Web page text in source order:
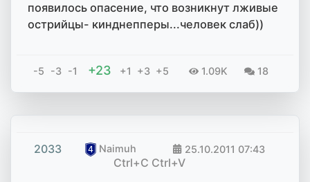
появилось опасение, что возникнут лживые
острийцы- кинднепперы...человек слаб))
-5 -3 -1 +23 +1 +3 +5 1.09K 18
2033 Naimuh 25.10.2011 07:43
Ctrl+C Ctrl+V